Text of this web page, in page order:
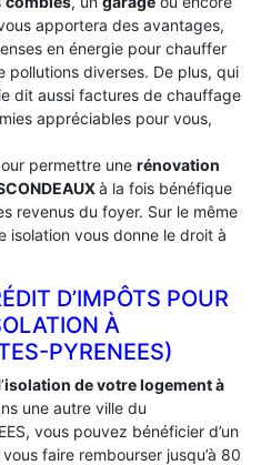
apportera des avantages,
en énergie pour chauffer
pollutions diverses. De plus, qui
dit aussi factures de chauffage
appréciables pour vous,
permettre une rénovation
à la fois bénéfique
revenus du foyer. Sur le même
isolation vous donne le droit à
D’IMPÔTS POUR
À
PYRENEES)
isolation de votre logement à
une autre ville du
vous pouvez bénéficier d’un
faire rembourser jusqu’à 80